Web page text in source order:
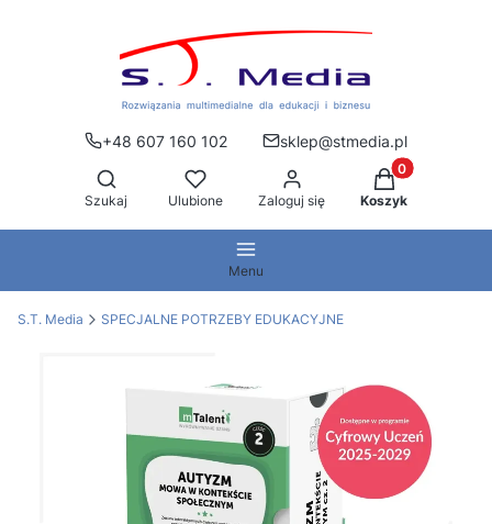
+48 607 160 102
sklep@stmedia.pl
Otwórz wyszukiwarkę
Szukaj Ulubione Zaloguj się
Produkty w
Koszyk
Menu
S.T. Media SPECJALNE POTRZEBY EDUKACYJNE